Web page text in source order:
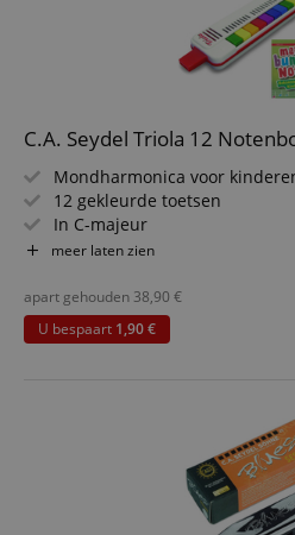
C.A. Seydel Triola 12
Mondharmonica voor
12 gekleurde toetsen
In C-majeur
Roestvrijstalen tongen
Inclusief speelhandleiding
Made in Germany
Voordeelpakket inclusief
piano, keyboard, melodica en
meer laten zien
apart gehouden 38,90 €
U bespaart 1,90 €